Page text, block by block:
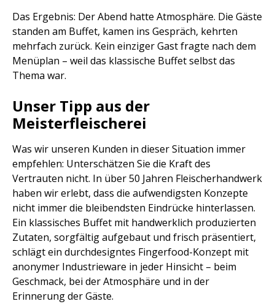
Das Ergebnis: Der Abend hatte Atmosphäre. Die Gäste
standen am Buffet, kamen ins Gespräch, kehrten
mehrfach zurück. Kein einziger Gast fragte nach dem
Menüplan – weil das klassische Buffet selbst das
Thema war.
Unser Tipp aus der
Meisterfleischerei
Was wir unseren Kunden in dieser Situation immer
empfehlen: Unterschätzen Sie die Kraft des
Vertrauten nicht. In über 50 Jahren Fleischerhandwerk
haben wir erlebt, dass die aufwendigsten Konzepte
nicht immer die bleibendsten Eindrücke hinterlassen.
Ein klassisches Buffet mit handwerklich produzierten
Zutaten, sorgfältig aufgebaut und frisch präsentiert,
schlägt ein durchdesigntes Fingerfood-Konzept mit
anonymer Industrieware in jeder Hinsicht – beim
Geschmack, bei der Atmosphäre und in der
Erinnerung der Gäste.